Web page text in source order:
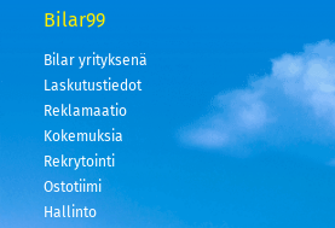
Bilar99
Bilar yrityksenä
Laskutustiedot
Reklamaatio
Kokemuksia
Rekrytointi
Ostotiimi
Hallinto